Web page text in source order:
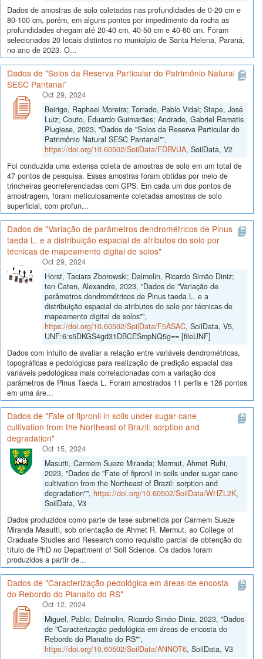
Dados de amostras de solo coletadas nas profundidades de 0-20 cm e
80-100 cm, porém, em alguns pontos por impedimento da rocha as
profundidades chegam até 20-40 cm, 40-50 cm e 40-60 cm. Foram
selecionados 20 locais distintos no município de Santa Helena, Paraná,
no ano de 2023. O...
Dados de "Solos da Reserva Particular do Patrimônio Natural
SESC Pantanal"
Oct 29, 2024
Beirigo, Raphael Moreira; Torrado, Pablo Vidal; Stape, José
Luiz; Couto, Eduardo Guimarães; Andrade, Gabriel Ramatis
Plugiese, 2023, "Dados de "Solos da Reserva Particular do
Patrimônio Natural SESC Pantanal"",
https://doi.org/10.60502/SoilData/FDBVUA, SoilData, V2
Foi conduzida uma extensa coleta de amostras de solo em um total de
47 pontos de pesquisa. Essas amostras foram obtidas por meio de
trincheiras georreferenciadas com GPS. Em cada um dos pontos de
amostragem, foram meticulosamente coletadas amostras de solo
superficial, com profun...
Dados de "Variação de parâmetros dendrométricos de Pinus
taeda L. e a distribuição espacial de atributos do solo por
técnicas de mapeamento digital de solos"
Oct 29, 2024
Horst, Taciara Zborowski; Dalmolin, Ricardo Simão Diniz;
ten Caten, Alexandre, 2023, "Dados de "Variação de
parâmetros dendrométricos de Pinus taeda L. e a
distribuição espacial de atributos do solo por técnicas de
mapeamento digital de solos"",
https://doi.org/10.60502/SoilData/F5ASAC, SoilData, V5,
UNF:6:s5DKGS4gd31DBCESmpNQ5g== [fileUNF]
Dados com intuito de avaliar a relação entre variáveis dendrométricas,
topográficas e pedológicas para realização de predição espacial das
variáveis pedológicas mais correlacionadas com a variação dos
parâmetros de Pinus Taeda L. Foram amostrados 11 perfis e 126 pontos
em uma áre...
Dados de "Fate of fipronil in soils under sugar cane
cultivation from the Northeast of Brazil: sorption and
degradation"
Oct 15, 2024
Masutti, Carmem Sueze Miranda; Mermut, Ahmet Ruhi,
2023, "Dados de "Fate of fipronil in soils under sugar cane
cultivation from the Northeast of Brazil: sorption and
degradation"", https://doi.org/10.60502/SoilData/WHZL2K,
SoilData, V3
Dados produzidos como parte de tese submetida por Carmem Sueze
Miranda Masutti, sob orientação de Ahmet R. Mermut, ao College of
Graduate Studies and Research como requisito parcial de obtenção do
título de PhD no Department of Soil Science. Os dados foram
produzidos a partir de...
Dados de "Caracterização pedológica em áreas de encosta
do Rebordo do Planalto do RS"
Oct 12, 2024
Miguel, Pablo; Dalmolin, Ricardo Simão Diniz, 2023, "Dados
de "Caracterização pedológica em áreas de encosta do
Rebordo do Planalto do RS"",
https://doi.org/10.60502/SoilData/ANNOT6, SoilData, V3